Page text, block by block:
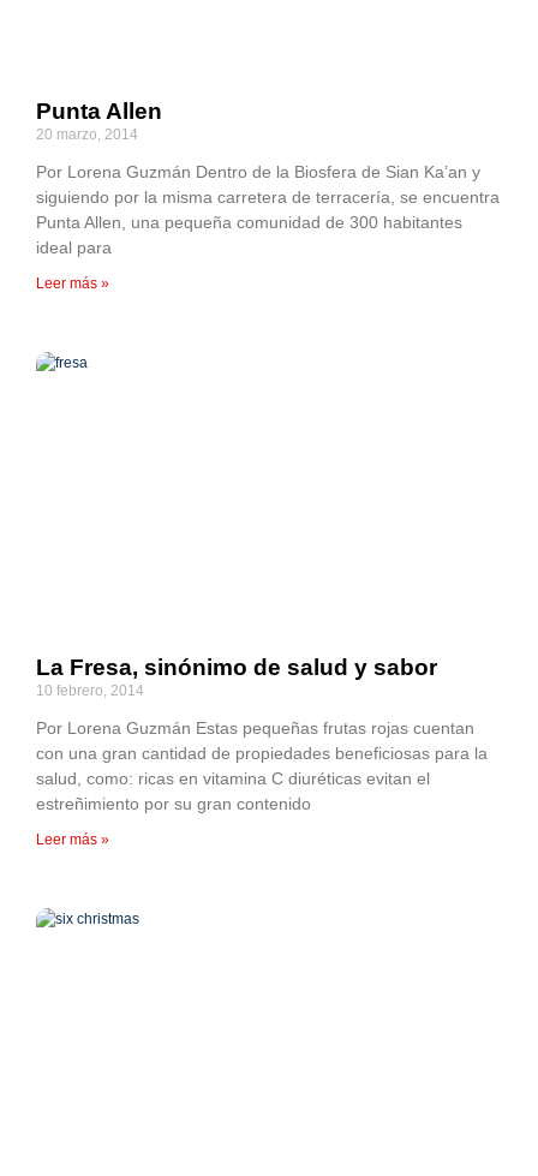
Punta Allen
20 marzo, 2014
Por Lorena Guzmán Dentro de la Biosfera de Sian Ka’an y
siguiendo por la misma carretera de terracería, se encuentra
Punta Allen, una pequeña comunidad de 300 habitantes
ideal para
Leer más »
La Fresa, sinónimo de salud y sabor
10 febrero, 2014
Por Lorena Guzmán Estas pequeñas frutas rojas cuentan
con una gran cantidad de propiedades beneficiosas para la
salud, como: ricas en vitamina C diuréticas evitan el
estreñimiento por su gran contenido
Leer más »